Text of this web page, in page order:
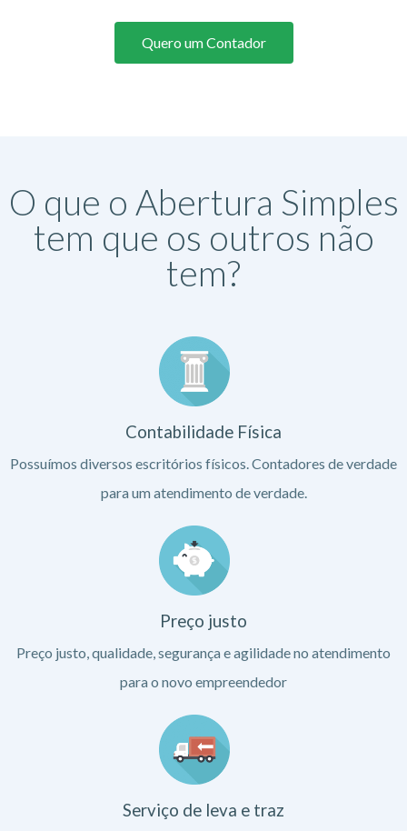
Quero um Contador
O que o Abertura Simples
tem que os outros não
tem?
Contabilidade Física
Possuímos diversos escritórios físicos. Contadores de verdade
para um atendimento de verdade.
Preço justo
Preço justo, qualidade, segurança e agilidade no atendimento
para o novo empreendedor
Serviço de leva e traz